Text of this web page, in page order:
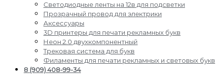
питания,
светодиодные
контроллеры
прожекторы
Светодиодные ленты на 12в для подсветки
Прозрачный провод для электрики
Аксессуары
3D принтеры для печати рекламных букв
Неон 2.0 двухкомпонентный
Трековая система для букв
Филаменты для печати рекламных и световых букв
8 (909) 408-99-34